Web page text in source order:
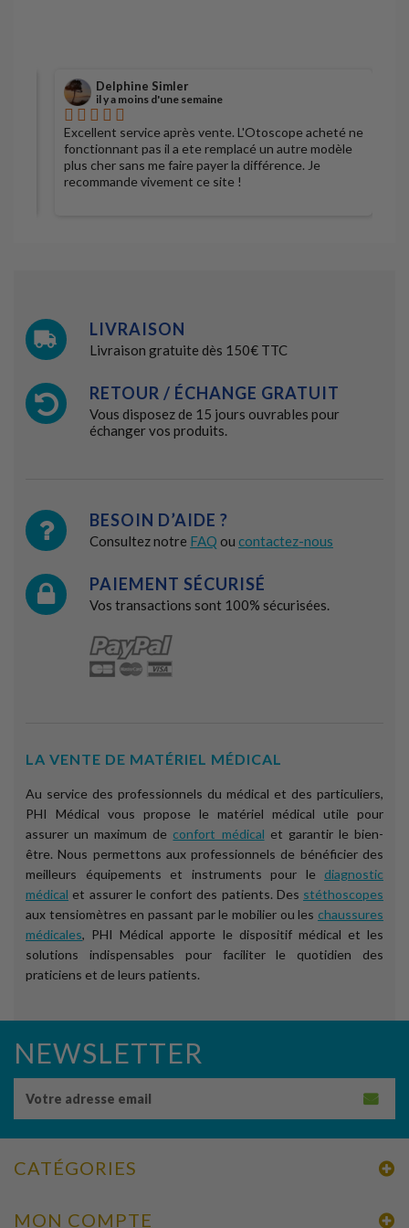
Delphine Simler
il y a moins d'une semaine
Excellent service après vente. L'Otoscope acheté ne
fonctionnant pas il a ete remplacé un autre modèle
plus cher sans me faire payer la différence. Je
recommande vivement ce site !
LIVRAISON
Livraison gratuite dès 150€ TTC
RETOUR / ÉCHANGE GRATUIT
Vous disposez de 15 jours ouvrables pour
échanger vos produits.
BESOIN D’AIDE ?
Consultez notre FAQ ou contactez-nous
PAIEMENT SÉCURISÉ
Vos transactions sont 100% sécurisées.
LA VENTE DE MATÉRIEL MÉDICAL
Au service des professionnels du médical et des particuliers,
PHI Médical vous propose le matériel médical utile pour
assurer un maximum de confort médical et garantir le bien-
être. Nous permettons aux professionnels de bénéficier des
meilleurs équipements et instruments pour le diagnostic
médical et assurer le confort des patients. Des stéthoscopes
aux tensiomètres en passant par le mobilier ou les chaussures
médicales, PHI Médical apporte le dispositif médical et les
solutions indispensables pour faciliter le quotidien des
praticiens et de leurs patients.
NEWSLETTER
CATÉGORIES
MON COMPTE